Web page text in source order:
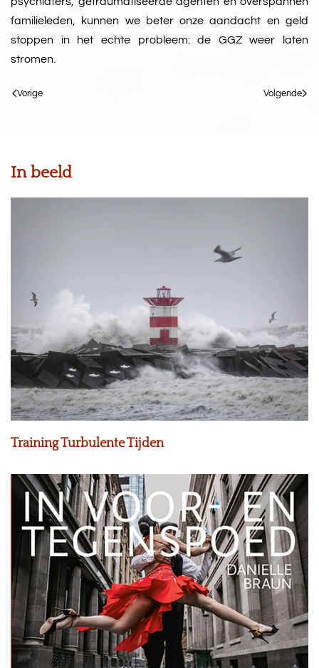
familieleden, kunnen we beter onze aandacht en geld
stoppen in het echte probleem: de GGZ weer laten
stromen.
Vorige Volgende
In beeld
Training Turbulente Tijden